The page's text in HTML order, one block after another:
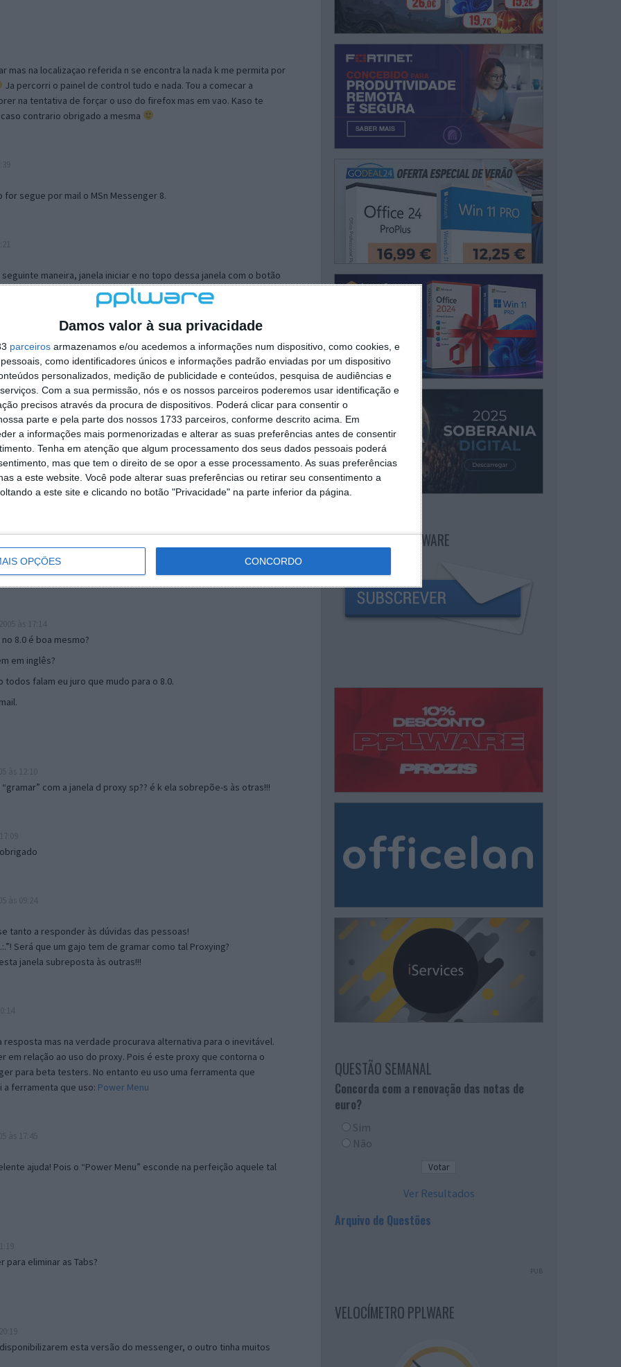
Damos valor à sua privacidade
parceiros armazenamos e/ou acedemos a informações num dispositivo, como cookies, e
como identificadores únicos e informações padrão enviadas por um dispositivo
personalizados, medição de publicidade e conteúdos, pesquisa de audiências e
Com a sua permissão, nós e os nossos parceiros poderemos usar identificação e
precisos através da procura de dispositivos. Poderá clicar para consentir o
parte e pela parte dos nossos 1733 parceiros, conforme descrito acima. Em
a informações mais pormenorizadas e alterar as suas preferências antes de consentir
Tenha em atenção que algum processamento dos seus dados pessoais poderá
mas que tem o direito de se opor a esse processamento. As suas preferências
a este website. Você pode alterar suas preferências ou retirar seu consentimento a
a este site e clicando no botão "Privacidade" na parte inferior da página.
OPÇÕES CONCORDO
mas na localizaçao referida n se encontra la nada k me permita por
Ja percorri o painel de control tudo e nada. Tou a comecar a
na tentativa de forçar o uso do firefox mas em vao. Kaso te
contrario obrigado a mesma
for segue por mail o MSn Messenger 8.
maneira, janela iniciar e no topo dessa janela com o botão
separador Menu ‘Iniciar’ clica no botão ‘Personalizar’ aí
escolheres o Browser com que queres navegar e o gestor de
ao teu Firefox e nas ferramentas ou tools escolhes ‘Opções’ ou
e logo perto do fim encontras um local para colocares um visto
é o browser predefinido.
mail algum.
17:00
8.0 é boa mesmo?
em inglês?
falam eu juro que mudo para o 8.0.
com a janela d proxy sp?? é k ela sobrepõe-s às otras!!!
tanto a responder às dúvidas das pessoas!
Será que um gajo tem de gramar como tal Proxying?
janela subreposta às outras!!!
mas na verdade procurava alternativa para o inevitável.
em relação ao uso do proxy. Pois é este proxy que contorna o
para beta testers. No entanto eu uso uma ferramenta que
ferramenta que uso: Power Menu
ajuda! Pois o “Power Menu” esconde na perfeição aquele tal
para eliminar as Tabs?
esta versão do messenger, o outro tinha muitos
NEWSLETTER PPLWARE
QUESTÃO SEMANAL
Concorda com a renovação das notas de
euro?
Sim
Não
Ver Resultados
Arquivo de Questões
PUB
VELOCÍMETRO PPLWARE